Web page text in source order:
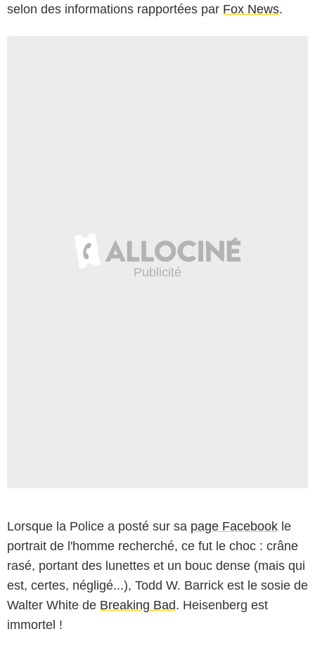
selon des informations rapportées par Fox News.
Lorsque la Police a posté sur sa page Facebook le
portrait de l'homme recherché, ce fut le choc : crâne
rasé, portant des lunettes et un bouc dense (mais qui
est, certes, négligé...), Todd W. Barrick est le sosie de
Walter White de Breaking Bad. Heisenberg est
immortel !